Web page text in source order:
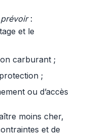
:
et le
carburant ;
;
ou d’accès
moins cher,
et de